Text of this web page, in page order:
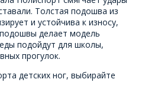
Толстая подошва из
и устойчива к износу,
делает модель
подойдут для школы,
прогулок.
детских ног, выбирайте